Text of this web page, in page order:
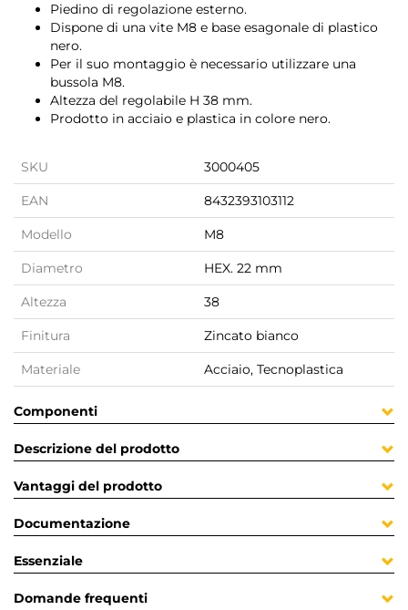
Piedino di regolazione esterno.
Dispone di una vite M8 e base esagonale di plastico
nero.
Per il suo montaggio è necessario utilizzare una
bussola M8.
Altezza del regolabile H 38 mm.
Prodotto in acciaio e plastica in colore nero.
SKU 3000405
EAN 8432393103112
Modello M8
Diametro HEX. 22 mm
Altezza 38
Finitura Zincato bianco
Materiale Acciaio, Tecnoplastica
Componenti
Descrizione del prodotto
Vantaggi del prodotto
Documentazione
Essenziale
Domande frequenti